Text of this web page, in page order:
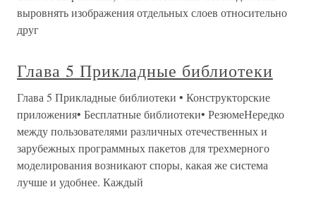
выровнять изображения отдельных слоев относительно
друг
Глава 5 Прикладные библиотеки
Глава 5 Прикладные библиотеки • Конструкторские
приложения• Бесплатные библиотеки• РезюмеНередко
между пользователями различных отечественных и
зарубежных программных пакетов для трехмерного
моделирования возникают споры, какая же система
лучше и удобнее. Каждый